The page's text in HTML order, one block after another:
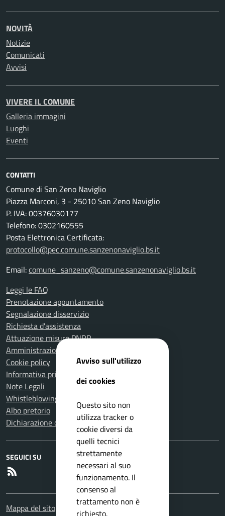
NOVITÀ
Notizie
Comunicati
Avvisi
VIVERE IL COMUNE
Galleria immagini
Luoghi
Eventi
CONTATTI
Comune di San Zeno Naviglio
Piazza Marconi, 3 - 25010 San Zeno Naviglio
P. IVA: 00376030177
Telefono: 0302160555
Posta Elettronica Certificata:
protocollo@pec.comune.sanzenonaviglio.bs.it
Email:comune_sanzeno@comune.sanzenonaviglio.bs.it
Leggi le FAQ
Prenotazione appuntamento
Segnalazione disservizio
Richiesta d'assistenza
Attuazione misure PNRR
Amministrazione trasparente
Cookie policy
Informativa privacy
Note Legali
Whistleblowing
Albo pretorio
Dichiarazione di accessibilità
SEGUICI SU
Mappa del sito
Avviso sull'utilizzo
dei cookies
Questo sito non
utilizza tracker o
cookie diversi da
quelli tecnici
strettamente
necessari al suo
funzionamento. Il
consenso al
trattamento non è
richiesto.